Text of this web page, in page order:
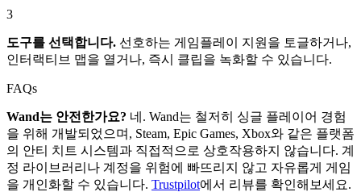
3
도구를 선택합니다. 선호하는 게임플레이 지원을 토글하거나,
인터랙티브 맵을 열거나, 즉시 클립을 녹화할 수 있습니다.
FAQs
Wand는 안전한가요? 네. Wand는 철저히 싱글 플레이어 경험
을 위해 개발되었으며, Steam, Epic Games, Xbox와 같은 플랫폼
의 안티 치트 시스템과 직접적으로 상호작용하지 않습니다. 계
정 라이브러리나 계정을 위험에 빠뜨리지 않고 자유롭게 게임
을 개인화할 수 있습니다. Trustpilot에서 리뷰를 확인해보세요.